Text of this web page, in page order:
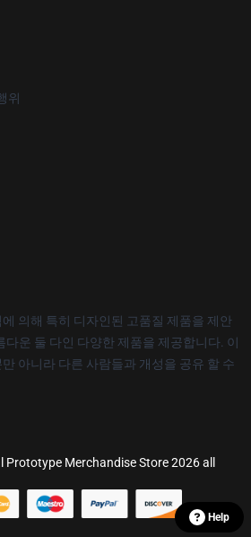
위
의해 특히 디자인된 고품질 제품을 제안
운 둘 다인 다양한 제품을 제공합니다. 이
아니라 다른 사람들과 개성을 공유 할 수
Prototype Merchandise Store 2026 all
Help